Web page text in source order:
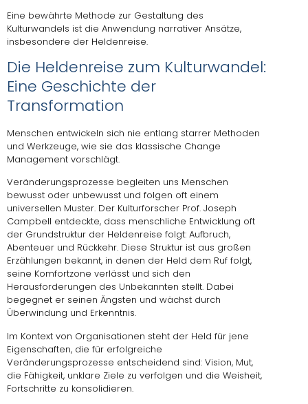
Eine bewährte Methode zur Gestaltung des
Kulturwandels ist die Anwendung narrativer Ansätze,
insbesondere der Heldenreise.
Die Heldenreise zum Kulturwandel:
Eine Geschichte der
Transformation
Menschen entwickeln sich nie entlang starrer Methoden
und Werkzeuge, wie sie das klassische Change
Management vorschlägt.
Veränderungsprozesse begleiten uns Menschen
bewusst oder unbewusst und folgen oft einem
universellen Muster. Der Kulturforscher Prof. Joseph
Campbell entdeckte, dass menschliche Entwicklung oft
der Grundstruktur der Heldenreise folgt: Aufbruch,
Abenteuer und Rückkehr. Diese Struktur ist aus großen
Erzählungen bekannt, in denen der Held dem Ruf folgt,
seine Komfortzone verlässt und sich den
Herausforderungen des Unbekannten stellt. Dabei
begegnet er seinen Ängsten und wächst durch
Überwindung und Erkenntnis.
Im Kontext von Organisationen steht der Held für jene
Eigenschaften, die für erfolgreiche
Veränderungsprozesse entscheidend sind: Vision, Mut,
die Fähigkeit, unklare Ziele zu verfolgen und die Weisheit,
Fortschritte zu konsolidieren.